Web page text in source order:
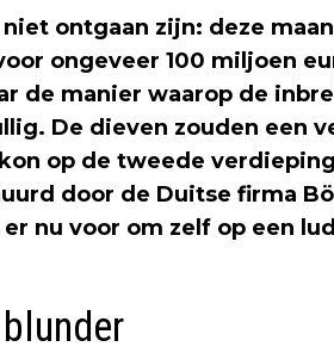
ontgaan zijn: deze
ongeveer 100 miljoen
de manier waarop de
De dieven zouden een
op de tweede
door de Duitse firma
nu voor om zelf op een